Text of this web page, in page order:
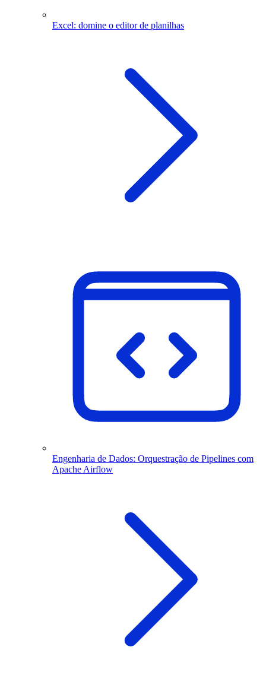
Excel: domine o editor de planilhas
Engenharia de Dados: Orquestração de Pipelines com
Apache Airflow